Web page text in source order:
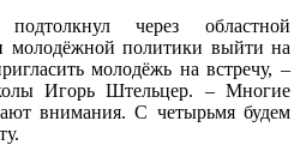
через областной
молодёжной политики выйти на
молодёжь на встречу, –
Игорь Штельцер. – Многие
внимания. С четырьмя будем